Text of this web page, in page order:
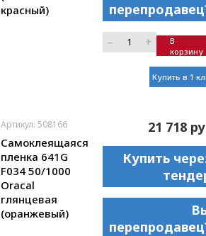
красный)
– +
В
корзину
Купить в 1
Артикул: 508166
Самоклеящаяся
пленка 641G
F034 50/1000
Oracal
глянцевая
(оранжевый)
21 718
Купить